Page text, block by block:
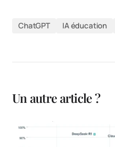
ChatGPT IA éducation
Un autre article ?